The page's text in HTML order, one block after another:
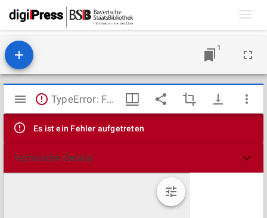
1
Mirador
Viewer
TypeError: Failed to fetch
Es ist ein Fehler aufgetreten
Technische Details